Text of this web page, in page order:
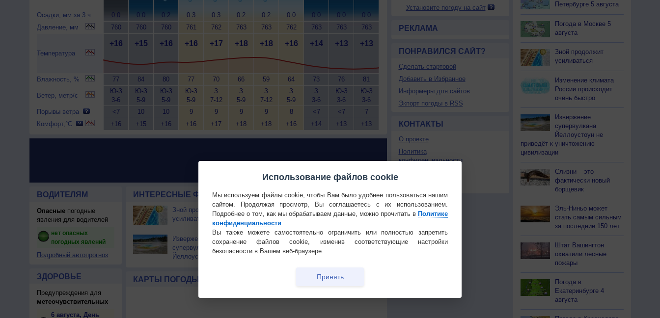
Осадки, мм за 3 ч
Давление, мм
Температура
Влажность, %
Ветер, метр/с
Порывы ветра
Комфорт,°C
0.0
760
+16
77
Ю-З
3-6
<7
+16
0.0
760
+15
84
Ю-З
5-9
10
+15
0.2
760
+16
80
Ю-З
5-9
10
+16
0.3
761
+16
77
Ю-З
5-9
9
+16
0.3
762
+17
70
З
7-12
9
+17
0.2
763
+18
66
З
5-9
9
+18
0.2
763
+18
59
З
7-12
9
+18
0.0
762
+16
64
З
5-9
8
+16
0.0
763
+14
73
З
3-6
<7
+14
0.0
763
+13
76
Ю-З
3-6
<7
+13
0.0
763
+13
81
Ю-З
3-6
7
+13
ВОДИТЕЛЯМ
Опасныепогодные
явления для водителей
нет опасных
погодных явлений
Подробный автопрогноз
ЗДОРОВЬЕ
Предупреждения для
метеочувствительных
6 августа, День
ИНТЕРЕСНЫЕ ФАКТЫ О ПРИРОДЕ
Зной продолжит
усиливаться
Изменение климата
России происходит очень
Извержение
супервулкана
Йеллоустоун не приведёт
Штат Вашингтон охватили
лесные пожары
КАРТЫ ПОГОДЫ Облачность
Установите погоду на сайт
РЕКЛАМА
ПОНРАВИЛСЯ САЙТ?
Сделать стартовой
Добавить в Избранное
Информеры для сайтов
Экпорт погоды в RSS
КОНТАКТЫ
О проекте
Политика
конфиденциальности
Петербурге 5 августа
Погода в Москве 5
августа
Зной продолжит
усиливаться
Изменение климата
России происходит
очень быстро
Извержение
супервулкана
Йеллоустоун не
приведёт к уничтожению
цивилизации
Слизни – это
фактически новый
борщевик
Эль-Ниньо может
стать самым сильным
за последние 150 лет
Штат Вашингтон
охватили лесные
пожары
Погода в
Екатеринбурге 4
августа
Использование файлов cookie
Мы используем файлы cookie, чтобы Вам было удобнее пользоваться нашим
сайтом. Продолжая просмотр, Вы соглашаетесь с их использованием.
Подробнее о том, как мы обрабатываем данные, можно прочитать в Политике
конфиденциальности
Вы также можете самостоятельно ограничить или полностью запретить
сохранение файлов cookie, изменив соответствующие настройки
безопасности в Вашем веб-браузере.
Принять